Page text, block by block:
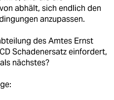
abhält, sich endlich den
anzupassen.
des Amtes Ernst
Schadenersatz einfordert,
nächstes?